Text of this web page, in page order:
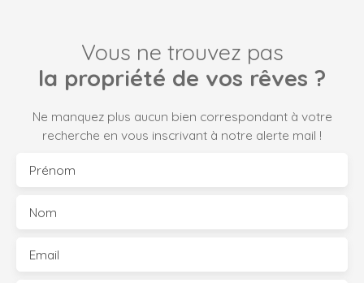
Vous ne trouvez pas
la propriété de vos rêves ?
Ne manquez plus aucun bien correspondant à votre
recherche en vous inscrivant à notre alerte mail !
Prénom
Nom
Email